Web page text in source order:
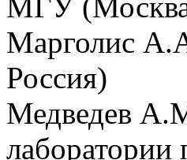
Марголис
Россия)
Медведев
лаборатории